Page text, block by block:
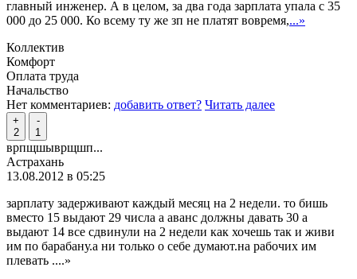
главный инженер. А в целом, за два года зарплата упала с 35
000 до 25 000. Ко всему ту же зп не платят вовремя,...»
Коллектив
Комфорт
Оплата труда
Начальство
Нет комментариев: добавить ответ? Читать далее
+
2
-
1
врпщшыврщшп...
Астрахань
13.08.2012 в 05:25
зарплату задерживают каждый месяц на 2 недели. то бишь
вместо 15 выдают 29 числа а аванс должны давать 30 а
выдают 14 все сдвинули на 2 недели как хочешь так и живи
им по барабану.а ни только о себе думают.на рабочих им
плевать ....»